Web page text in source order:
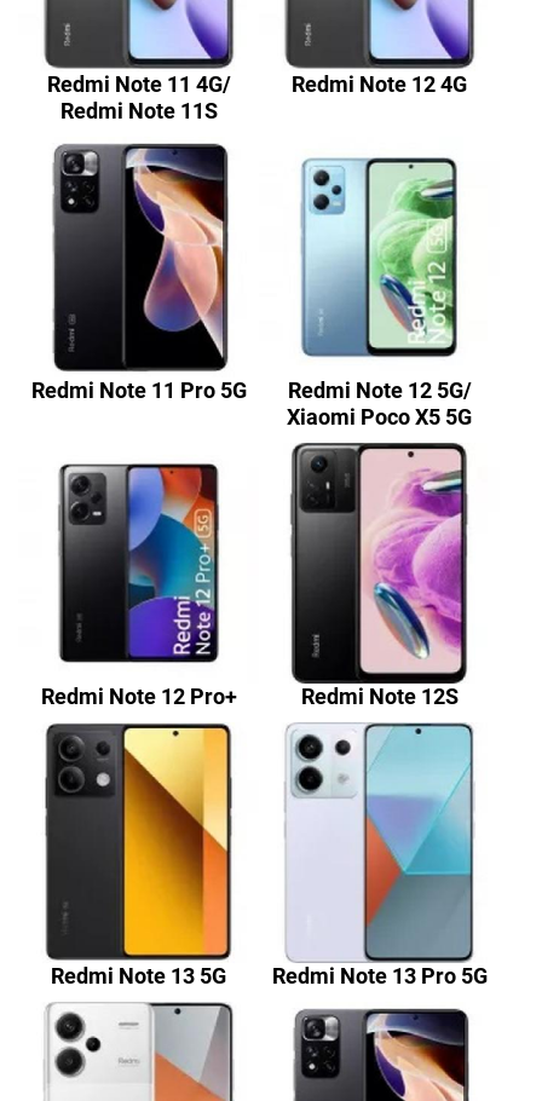
Redmi Note 11 4G/
Redmi Note 11S
Redmi Note 12 4G
Redmi Note 11 Pro 5G
Redmi Note 12 5G/
Xiaomi Poco X5 5G
Redmi Note 12 Pro+ Redmi Note 12S
Redmi Note 13 5G Redmi Note 13 Pro 5G